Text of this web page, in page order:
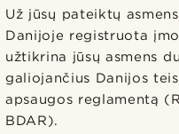
Už jūsų pateiktų
Danijoje registruota
užtikrina jūsų asmens
galiojančius Danijos
apsaugos reglamentą
BDAR).